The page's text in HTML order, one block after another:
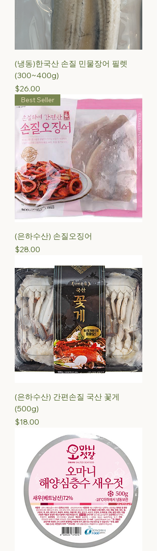
(냉동)한국산 손질 민물장어 필렛
(300~400g)
Price
$26.00
Best Seller
(은하수산) 손질오징어
Price
$28.00
(은하수산) 간편손질 국산 꽃게
(500g)
Price
$18.00